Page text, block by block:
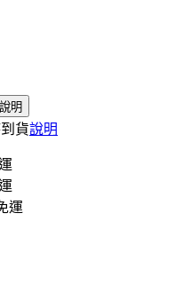
說明
貨說明
運